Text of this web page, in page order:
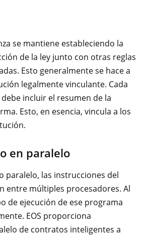
se mantiene estableciendo la
de la ley junto con otras reglas
Esto generalmente se hace a
legalmente vinculante. Cada
incluir el resumen de la
Esto, en esencia, vincula a los
en paralelo
paralelo, las instrucciones del
entre múltiples procesadores. Al
de ejecución de ese programa
EOS proporciona
de contratos inteligentes a